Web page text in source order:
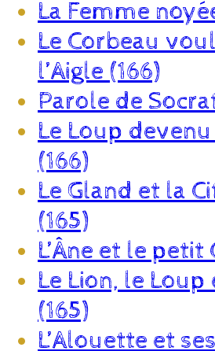
La Femme
Le Corbeau
l’Aigle (166)
Parole de
Le Loup
(166)
Le Gland et la
(165)
L’Âne et le petit
Le Lion, le
(165)
L’Alouette et